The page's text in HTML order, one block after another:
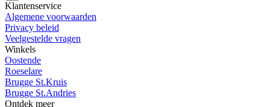
Klantenservice
Algemene voorwaarden
Privacy beleid
Veelgestelde vragen
Winkels
Oostende
Roeselare
Brugge St.Kruis
Brugge St.Andries
Ontdek meer